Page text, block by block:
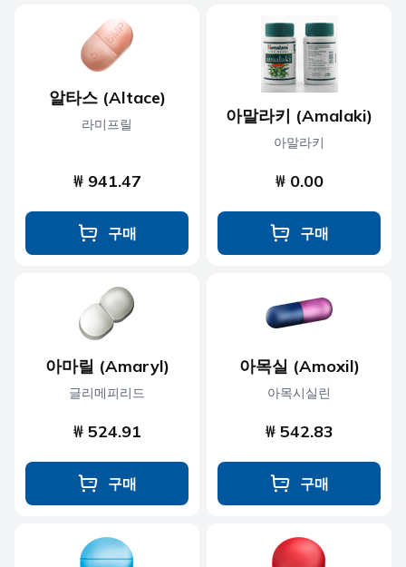
알타스 (Altace)
라미프릴
₩ 941.47
구매
아말라키 (Amalaki)
아말라키
₩ 0.00
구매
아마릴 (Amaryl)
글리메피리드
₩ 524.91
구매
아목실 (Amoxil)
아목시실린
₩ 542.83
구매